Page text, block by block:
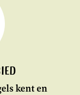
kent en